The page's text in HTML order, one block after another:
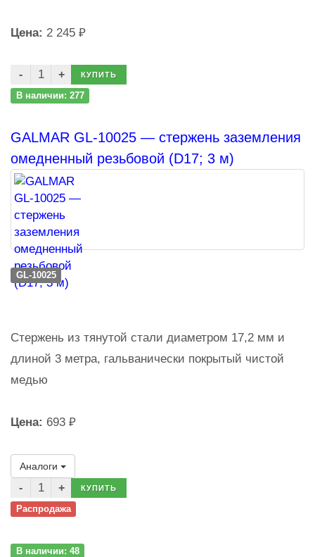
Цена: 2 245 ₽
КУПИТЬ
В наличии: 277
GALMAR GL-10025 — стержень заземления
омедненный резьбовой (D17; 3 м)
GL-10025
Стержень из тянутой стали диаметром 17,2 мм и
длиной 3 метра, гальванически покрытый чистой
медью
Цена: 693 ₽
Аналоги
КУПИТЬ
Распродажа
В наличии: 48